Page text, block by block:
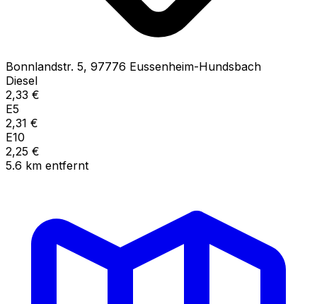
Bonnlandstr. 5, 97776 Eussenheim-Hundsbach
Diesel
2,33 €
E5
2,31 €
E10
2,25 €
5.6 km entfernt